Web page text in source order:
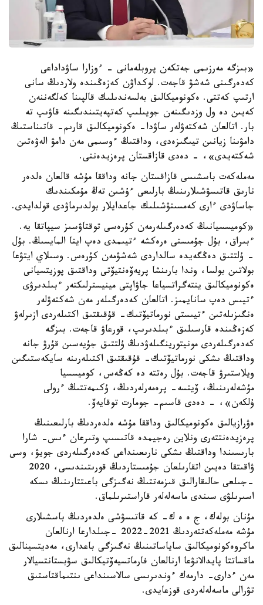
«بىزگە مەرزىمى جەتكەن پروبلەمانى - ءوزارا ساۋداداعى
كەدەرگىنى شەشۋ قاجەت. لوكداۋن كەزەڭىندە ولاردىڭ سانى
ارتىپ كەتتى. ەكونوميكالىق بەلسەندىلىك قالپىنا كەلگەننەن
كەيىن دە ول وزدىگىنەن جويىلىپ كەتپەيتىندىگىنە قاۋىپ تە
بار. اتالعان شەكتەۋلەر ساۋدا- ەكونوميكالىق قارىم- قاتىناستىڭ
دامۋىنا زيانىن تيىگىزەدى، وداقتىڭ ءوسىمى مەن دامۋ الەۋەتىن
شەكتەيدى»، - دەدى قازاقستان پرەزيدەنتى.
مەملەكەت باسشىسى قازاقستان جانە وداققا مۇشە قالعان ەلدەر
نارىق قاتىسۋشىلارىنىڭ بارلىعى ءۇشىن تەڭ مۇمكىندىك
جاساۋدى ءارى كەمسىتۋشىلىك جاعدايلار بولدىرماۋدى قولدايدى.
«كوميسسيانىڭ كەدەرگىلەرمەن كۇرەسى توقتاۋسىز سيپاتقا يە.
ءبىراق، بۇل جۇمىستى ەرەكشە ءتيىمدى دەپ ايتا المايسىڭ. بۇل
- ۇلتتىق دەڭگەيدە سالداردى شەشۋمەن كۇرەس. وسىلاي ايتۋعا
بولاتىن بولسا، وندا بارىنشا پريەۆەنتيۆتى وداقتىق پوزيتسيانى
ەكونوميكالىق ينتەگراتسياعا جاۋاپتى مينيسترلىكتەر ءبىلدىرۋى
ءتيىس دەپ سانايمىز. اتالعان كەدەرگىلەر مەن شەكتەۋلەر
ەنگىزىلەتىن ءتيىستى نورماتيۆتىك- قۇقىقتىق اكتىلەردى ازىرلەۋ
كەزەڭىندە قارسىلىق ءبىلدىرىپ، قورعاۋ قاجەت. بىزگە
كەدەرگىلەردى مونيتورينگىلەۋدىڭ ۇلتتىق جۇيەسىن قۇرۋ جانە
وداقتىڭ ىشكى نورماتيۆتىك- قۇقىقتىق اكتىلەرىنە سايكەستىگىن
ويلاستىرۋ قاجەت. بۇل رەتتە دە كەڭەس، كوميسسيا
مۇشەلەرىنىڭ، ۆيتسە- پرەمەرلەردىڭ، ۇكىمەتتىڭ ءرولى
ۇلكەن»، - دەدى قاسىم- جومارت توقايەۆ.
ەۋرازيالىق ەكونوميكالىق وداققا مۇشە ەلدەردىڭ بارلىعىنىڭ
پرەزيدەنتتەرى ونلاين رەجيمدە قاتىسىپ وتىرعان ءىس- شارا
بارىسىندا وداقتىڭ ىشكى نارىعىنداعى كەدەرگىلەردى جويۋ، وسى
ۋاقىتقا دەيىن اتقارىلعان جۇمىستاردىڭ قورىتىندىسى، 2020
-جىلعى حالىقارالىق قىزمەتتىڭ نەگىزگى باعىتتارىنىڭ ىسكە
اسىرىلۋى سىندى ماسەلەلەر قاراستىرىلماق.
مۇنان بولەك، ج ە ە ك- كە قاتىسۋشى ەلدەردىڭ باسشىلارى
مۇشە مەملەكەتتەردىڭ 2021-2022 -جىلدارعا ارنالعان
ماكروەكونوميكالىق ساياساتىنىڭ نەگىزگى باعدارى، مەديتسينالىق
ماقساتتا پايدالانۋعا ارنالعان فارماتسيەۆتيكالىق سۋبستانتسيالار
مەن ءدارى- دارمەك ءوندىرىسى سالاسىنداعى ىنتىماقتاستىق
تۋرالى ماسەلەلەردى قوزعايدى.